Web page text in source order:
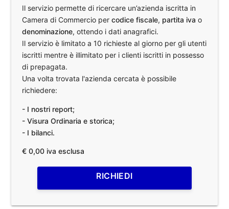
Il servizio permette di ricercare un’azienda iscritta in
Camera di Commercio percodice fiscale, partita iva o
denominazione, ottendo i dati anagrafici.
Il servizio è limitato a 10 richieste al giorno per gli utenti
iscritti mentre è illimitato per i clienti iscritti in possesso
di prepagata.
Una volta trovata l'azienda cercata è possibile
richiedere:
- I nostri report;
- Visura Ordinaria e storica;
- I bilanci.
€ 0,00 iva esclusa
RICHIEDI